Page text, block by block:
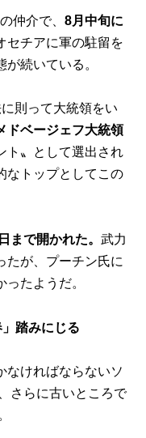
仲介で、8月中旬に
セチアに軍の駐留を
続いている。
則って大統領をい
ドベージェフ大統領
ト〟として選出され
なトップとしてこの
まで開かれた。武力
たが、プーチン氏に
たようだ。
踏みにじる
なければならないソ
さらに古いところで
。